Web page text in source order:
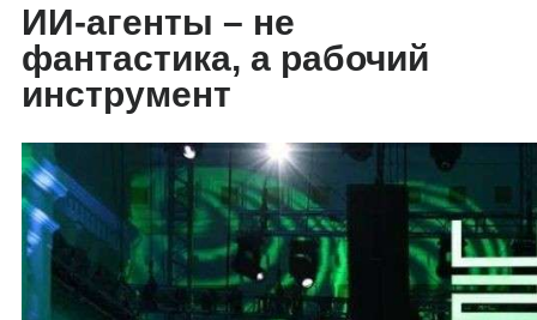
ИИ-агенты – не
фантастика, а рабочий
инструмент